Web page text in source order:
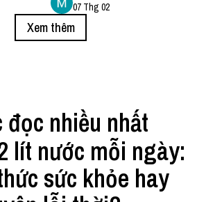
07 Thg 02
Xem thêm
nhiều nhất
lít nước mỗi ngày:
sức khỏe hay